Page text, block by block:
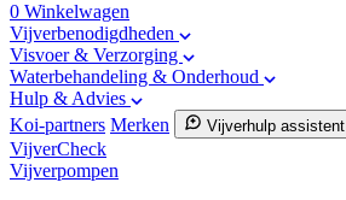
0 Winkelwagen
Vijverbenodigdheden
Visvoer & Verzorging
Waterbehandeling & Onderhoud
Hulp & Advies
Koi-partners Merken Vijverhulp assistent
VijverCheck
Vijverpompen